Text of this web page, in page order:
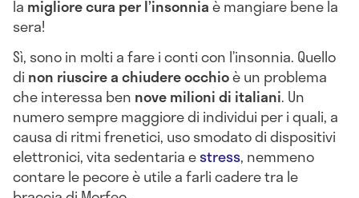
la migliore cura per l’insonniaè mangiare bene la
sera!
Sì, sono in molti a fare i conti con l’insonnia. Quello
di non riuscire a chiudere occhioè un problema
che interessa ben nove milioni di italiani. Un
numero sempre maggiore di individui per i quali, a
causa di ritmi frenetici, uso smodato di dispositivi
elettronici, vita sedentaria estress, nemmeno
contare le pecore è utile a farli cadere tra le